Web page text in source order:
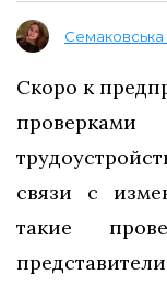
Семаковська
Скоро к
связи с
такие